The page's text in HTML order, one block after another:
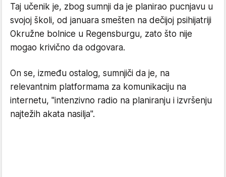
Taj učenik je, zbog sumnji da je planirao pucnjavu u
svojoj školi, od januara smešten na dečijoj psihijatriji
Okružne bolnice u Regensburgu, zato što nije
mogao krivično da odgovara.
On se, između ostalog, sumnjiči da je, na
relevantnim platformama za komunikaciju na
internetu, "intenzivno radio na planiranju i izvršenju
najtežih akata nasilja".